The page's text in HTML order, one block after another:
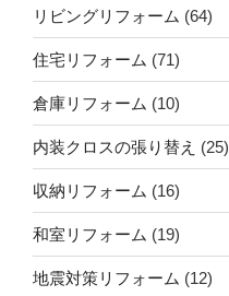
リビングリフォーム (64)
住宅リフォーム (71)
倉庫リフォーム (10)
内装クロスの張り替え (25)
収納リフォーム (16)
和室リフォーム (19)
地震対策リフォーム (12)